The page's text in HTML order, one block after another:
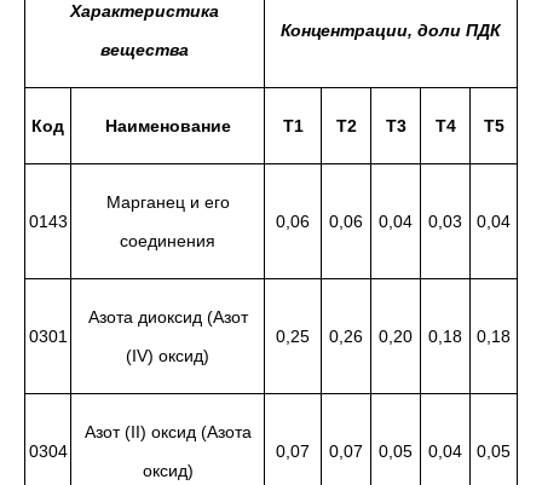
Характеристика
вещества
Концентрации, доли ПДК
Код Наименование Т1 Т2 Т3 Т4 Т5
0143
Марганец и его
соединения
0,06 0,06 0,04 0,03 0,04
0301
Азота диоксид (Азот
(IV) оксид)
0,25 0,26 0,20 0,18 0,18
0304
Азот (II) оксид (Азота
оксид)
0,07 0,07 0,05 0,04 0,05